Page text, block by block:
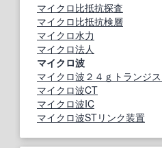
マイクロ比抵抗探査
マイクロ比抵抗検層
マイクロ水力
マイクロ法人
マイクロ波
マイクロ波２４ｇトランジ
マイクロ波CT
マイクロ波IC
マイクロ波STリンク装置